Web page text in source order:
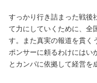
すっかり行き詰まった戦後
て力にしていくために、全
す。また真実の報道を貫く
ポンサーに頼るわけにはい
とカンパに依拠して経営を